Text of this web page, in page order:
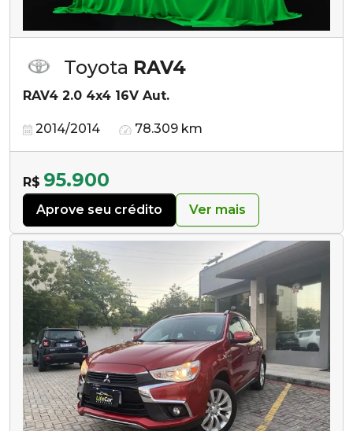
Toyota RAV4
RAV4 2.0 4x4 16V Aut.
2014/2014 78.309 km
R$ 95.900
Aprove seu crédito Ver mais